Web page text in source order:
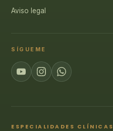
Aviso legal
SÍGUEME
ESPECIALIDADES CLÍNICAS